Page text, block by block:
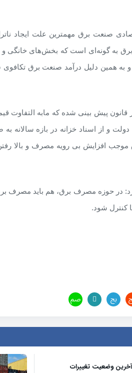
صنعت برق مهمترین علت ایجاد
به گونه‌ای است که بخش‌های خانگی و
و به همین دلیل درآمد صنعت برق
قانون پیش بینی شده که مابه التفاوت
و از اسناد خزانه در بازه سالانه
موجب افزایش بی رویه مصرف و بالا
در حوزه مصرف برق، هم باید مصرف برق
کنترل شود.
آخرین وضعیت تغییرات